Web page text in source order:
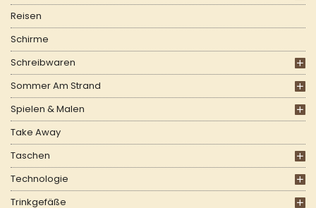
Reisen
Schirme
Schreibwaren
Sommer Am Strand
Spielen & Malen
Take Away
Taschen
Technologie
Trinkgefäße